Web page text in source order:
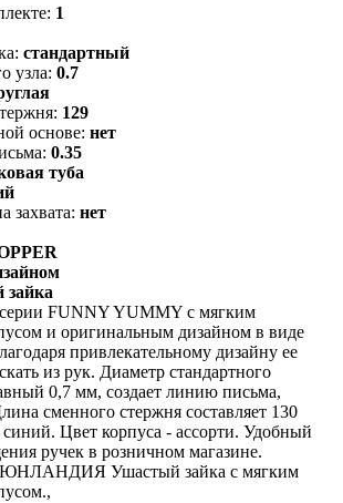
1
стандартный
узла: 0.7
129
основе: нет
0.35
туба
захвата: нет
FUNNY YUMMY с мягким
и оригинальным дизайном в виде
привлекательному дизайну ее
из рук. Диаметр стандартного
0,7 мм, создает линию письма,
сменного стержня составляет 130
Цвет корпуса - ассорти. Удобный
ручек в розничном магазине.
ЮНЛАНДИЯ Ушастый зайка с мягким